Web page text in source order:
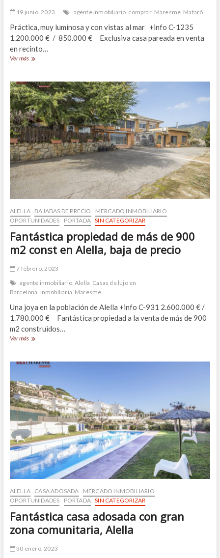
19 junio, 2023 agente inmobiliario comprar Maresme Mataró
Práctica, muy luminosa y con vistas al mar +info C-1235
1.200.000 € / 850.000 € Exclusiva casa pareada en venta
en recinto…
Ver másExclusiva
en
venta
en
Can
Quirze,
Mataró
ALELLA BAJADAS DE PRECIO
MERCADO INMOBILIARIO
OPORTUNIDADES
PORTADA SIN CATEGORIZAR
Fantástica propiedad de más de 900
m2 const en Alella, baja de precio
7 febrero, 2023
agente inmobiliario Alella Casas de lujo en
Barcelona inmobiliaria Maresme
Una joya en la población de Alella +info C-931 2.600.000 € /
1.780.000 € Fantástica propiedad a la venta de más de 900
m2 construidos…
Ver másFantástica
más
900
m2
const
en
Alella,
baja
de
precio
ALELLA CASA ADOSADA
MERCADO INMOBILIARIO
OPORTUNIDADES
PORTADA SIN CATEGORIZAR
Fantástica casa adosada con gran
zona comunitaria, Alella
30 enero, 2023